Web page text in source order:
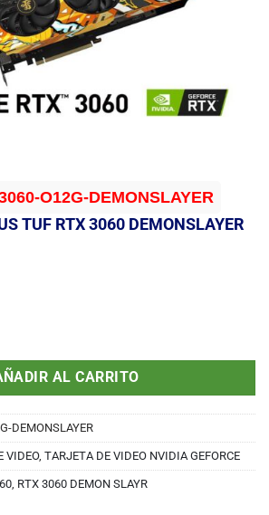
O12G-DEMONSLAYER
TUF RTX 3060 DEMONSLAYER
RTX 3060 DEMONSLAYER OC 12G EVO
AL CARRITO
DEMONSLAYER
VIDEO, TARJETA DE VIDEO NVIDIA GEFORCE
, RTX 3060 DEMON SLAYR